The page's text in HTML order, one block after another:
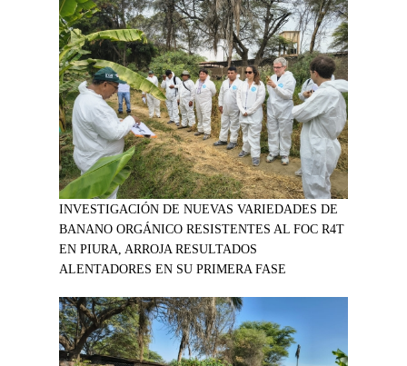
INVESTIGACIÓN DE NUEVAS VARIEDADES DE
BANANO ORGÁNICO RESISTENTES AL FOC R4T
EN PIURA, ARROJA RESULTADOS
ALENTADORES EN SU PRIMERA FASE